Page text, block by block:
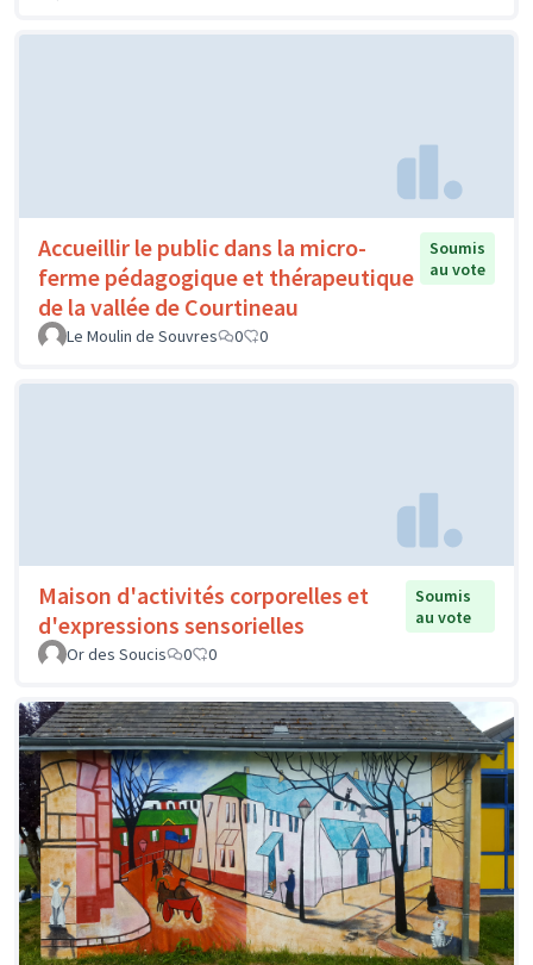
Accueillir le public dans la micro-
ferme pédagogique et thérapeutique
de la vallée de Courtineau
Soumis
au vote
Le Moulin de Souvres 0 0
Maison d'activités corporelles et
d'expressions sensorielles
Soumis
au vote
Or des Soucis
0 0